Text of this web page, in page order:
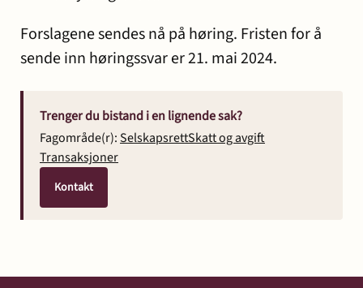
Forslagene sendes nå på høring. Fristen for å
sende inn høringssvar er 21. mai 2024.
Trenger du bistand i en lignende sak?
Fagområde(r):SelskapsrettSkatt og avgift
Transaksjoner
Kontakt